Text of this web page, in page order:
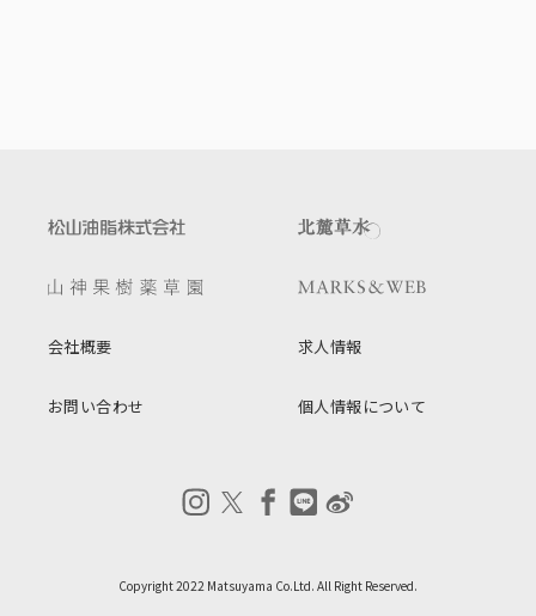
会社概要 求人情報
お問い合わせ 個人情報について
Copyright 2022 Matsuyama Co.Ltd. All Right Reserved.